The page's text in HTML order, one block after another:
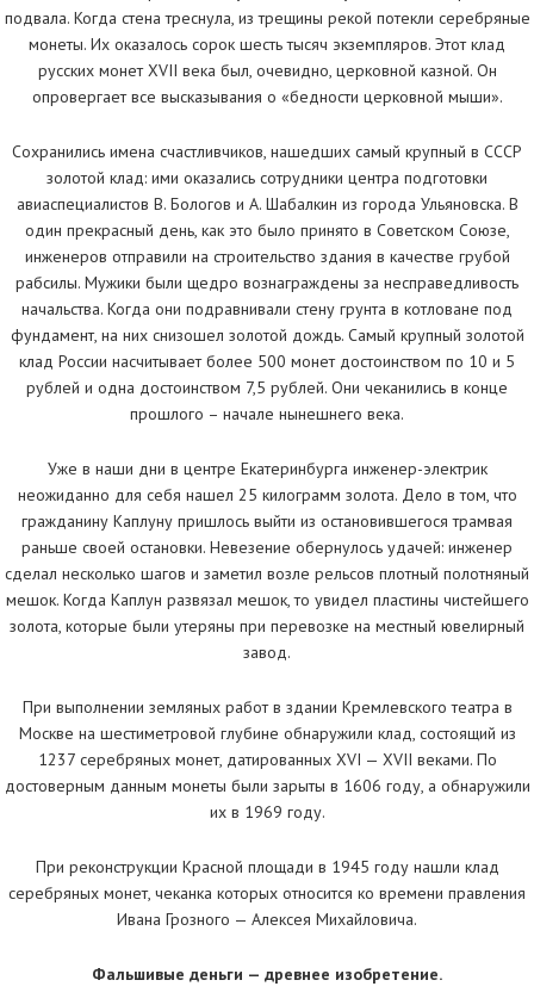
подвала. Когда стена треснула, из трещины рекой потекли серебряные
монеты. Их оказалось сорок шесть тысяч экземпляров. Этот клад
русских монет XVII века был, очевидно, церковной казной. Он
опровергает все высказывания о «бедности церковной мыши».
Сохранились имена счастливчиков, нашедших самый крупный в СССР
золотой клад: ими оказались сотрудники центра подготовки
авиаспециалистов В. Бологов и А. Шабалкин из города Ульяновска. В
один прекрасный день, как это было принято в Советском Союзе,
инженеров отправили на строительство здания в качестве грубой
рабсилы. Мужики были щедро вознаграждены за несправедливость
начальства. Когда они подравнивали стену грунта в котловане под
фундамент, на них снизошел золотой дождь. Самый крупный золотой
клад России насчитывает более 500 монет достоинством по 10 и 5
рублей и одна достоинством 7,5 рублей. Они чеканились в конце
прошлого – начале нынешнего века.
Уже в наши дни в центре Екатеринбурга инженер-электрик
неожиданно для себя нашел 25 килограмм золота. Дело в том, что
гражданину Каплуну пришлось выйти из остановившегося трамвая
раньше своей остановки. Невезение обернулось удачей: инженер
сделал несколько шагов и заметил возле рельсов плотный полотняный
мешок. Когда Каплун развязал мешок, то увидел пластины чистейшего
золота, которые были утеряны при перевозке на местный ювелирный
завод.
При выполнении земляных работ в здании Кремлевского театра в
Москве на шестиметровой глубине обнаружили клад, состоящий из
1237 серебряных монет, датированных XVI — XVII веками. По
достоверным данным монеты были зарыты в 1606 году, а обнаружили
их в 1969 году.
При реконструкции Красной площади в 1945 году нашли клад
серебряных монет, чеканка которых относится ко времени правления
Ивана Грозного — Алексея Михайловича.
Фальшивые деньги — древнее изобретение.